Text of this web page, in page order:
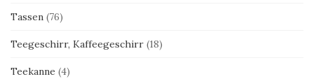
Tassen (76)
Teegeschirr, Kaffeegeschirr (18)
Teekanne (4)